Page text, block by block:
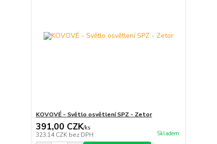
KOVOVÉ - Světlo osvětlení SPZ - Zetor
391,00 CZK/ks
323,14 CZK bez DPH Skladem